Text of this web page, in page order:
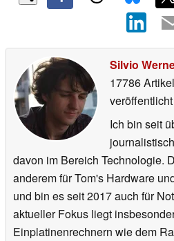
Silvio
17786
veröffentlicht
Ich bin seit
davon im Bereich Technologie.
anderem für Tom's Hardware
und bin es seit 2017 auch für
aktueller Fokus liegt
Einplatinenrechnern wie dem